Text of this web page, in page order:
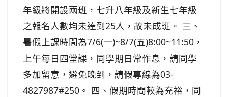
年級將開設兩班，七升八年級及新生七年級
之報名人數均未達到25人，故未成班。 三、
暑假上課時間為7/6(一)~8/7(五)8:00~11:50，
上午每日四堂課，同學期日常作息，請同學
多加留意，避免晚到，請假專線為03-
4827987#250。 四、假期時間較為充裕，同